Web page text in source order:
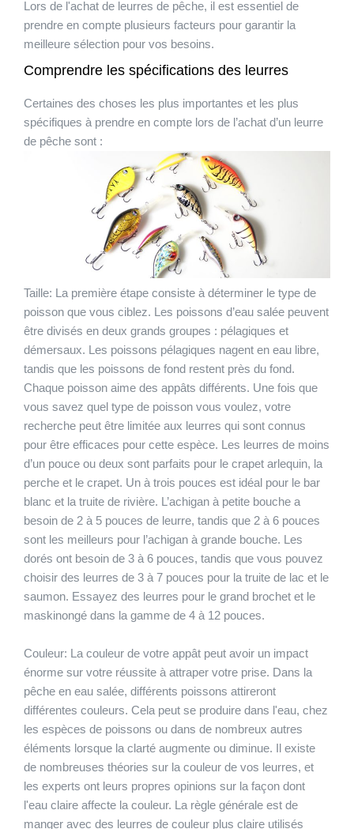
Lors de l'achat de leurres de pêche, il est essentiel de
prendre en compte plusieurs facteurs pour garantir la
meilleure sélection pour vos besoins.
Comprendre les spécifications des leurres
Certaines des choses les plus importantes et les plus
spécifiques à prendre en compte lors de l’achat d’un leurre
de pêche sont :
Taille: La première étape consiste à déterminer le type de
poisson que vous ciblez. Les poissons d’eau salée peuvent
être divisés en deux grands groupes : pélagiques et
démersaux. Les poissons pélagiques nagent en eau libre,
tandis que les poissons de fond restent près du fond.
Chaque poisson aime des appâts différents. Une fois que
vous savez quel type de poisson vous voulez, votre
recherche peut être limitée aux leurres qui sont connus
pour être efficaces pour cette espèce. Les leurres de moins
d’un pouce ou deux sont parfaits pour le crapet arlequin, la
perche et le crapet. Un à trois pouces est idéal pour le bar
blanc et la truite de rivière. L’achigan à petite bouche a
besoin de 2 à 5 pouces de leurre, tandis que 2 à 6 pouces
sont les meilleurs pour l’achigan à grande bouche. Les
dorés ont besoin de 3 à 6 pouces, tandis que vous pouvez
choisir des leurres de 3 à 7 pouces pour la truite de lac et le
saumon. Essayez des leurres pour le grand brochet et le
maskinongé dans la gamme de 4 à 12 pouces.
Couleur: La couleur de votre appât peut avoir un impact
énorme sur votre réussite à attraper votre prise. Dans la
pêche en eau salée, différents poissons attireront
différentes couleurs. Cela peut se produire dans l'eau, chez
les espèces de poissons ou dans de nombreux autres
éléments lorsque la clarté augmente ou diminue. Il existe
de nombreuses théories sur la couleur de vos leurres, et
les experts ont leurs propres opinions sur la façon dont
l'eau claire affecte la couleur. La règle générale est de
manger avec des leurres de couleur plus claire utilisés